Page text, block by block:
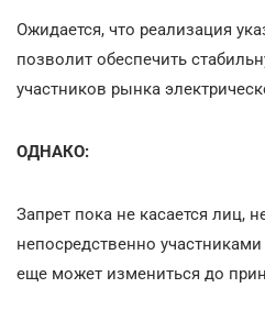
Ожидается, что реализация
позволит обеспечить
участников рынка
ОДНАКО:
Запрет пока не касается лиц,
непосредственно
еще может измениться до